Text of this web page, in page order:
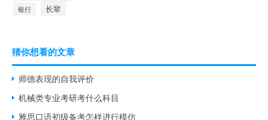
银行 长辈
猜你想看的文章
师德表现的自我评价
机械类专业考研考什么科目
雅思口语初级备考怎样进行模仿